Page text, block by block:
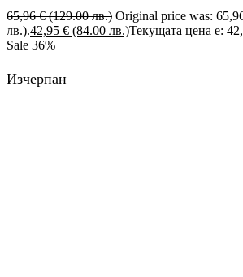
65,96€ (129.00 лв.) Original price was:
лв.).42,95 € (84.00 лв.)Текущата цена е:
Sale 36%
Изчерпан